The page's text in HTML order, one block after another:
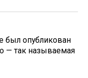
был опубликован
— так называемая